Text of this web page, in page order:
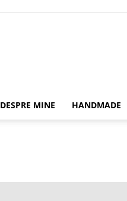
DESPRE MINE HANDMADE